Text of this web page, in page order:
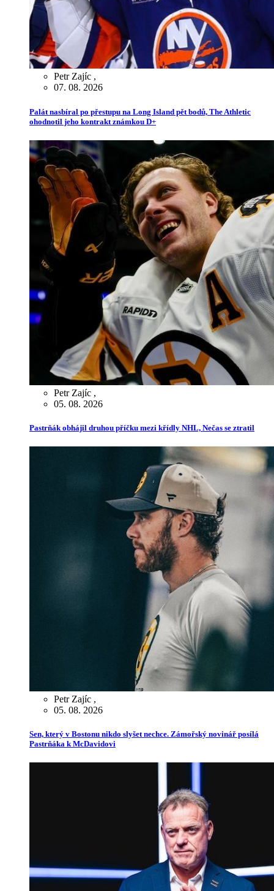
Petr Zajíc ,
07. 08. 2026
Palát nasbíral po přestupu na Long Island pět bodů, The Athletic
ohodnotil jeho kontrakt známkou D+
Petr Zajíc ,
05. 08. 2026
Pastrňák obhájil druhou příčku mezi křídly NHL, Nečas se ztratil
Petr Zajíc ,
05. 08. 2026
Sen, který v Bostonu nikdo slyšet nechce. Zámořský novinář posílá
Pastrňáka k McDavidovi